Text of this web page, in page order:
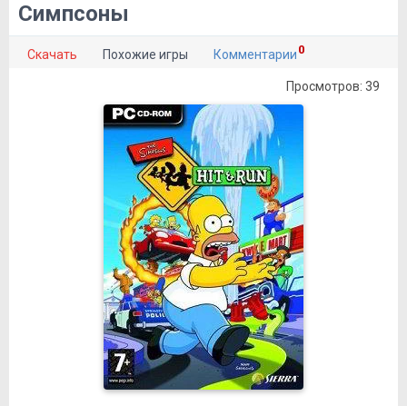
Симпсоны
Скачать Похожие игры Комментарии 0
Просмотров: 39